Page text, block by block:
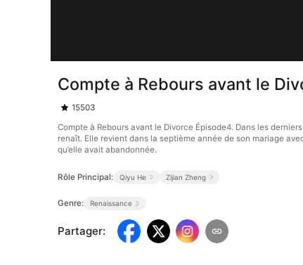
Compte à Rebours avant le
15503
Compte à Rebours avant le Divorce Épisode4. Dans les
renaît. Elle revient dans la septième année de son mariage
qu’elle avait abandonnée.
Rôle Principal: Qiyu He Zijian Zheng
Genre: Renaissance
Partager: